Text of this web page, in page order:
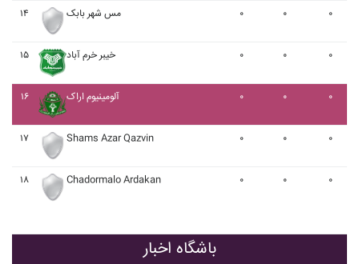
۱۴ مس شهر بابک ۰ ۰ ۰
۱۵ خيبر خرم آباد ۰ ۰ ۰
۱۶ آلومينيوم اراک ۰ ۰ ۰
۱۷ Shams Azar Qazvin ۰ ۰ ۰
۱۸ Chadormalo Ardakan ۰ ۰ ۰
باشگاه اخبار